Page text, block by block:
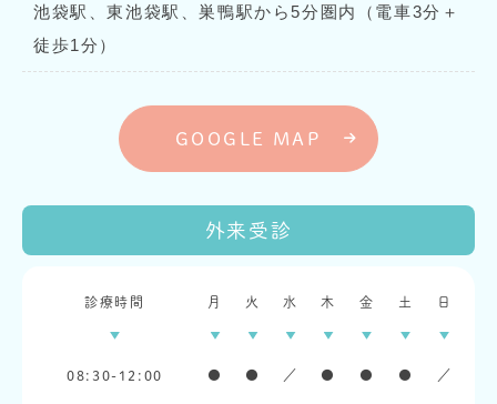
池袋駅、東池袋駅、巣鴨駅から5分圏内（電車3分＋
徒歩1分）
GOOGLE MAP
外来受診
診療時間 月 火 水 木 金 土 日
08:30-12:00 ● ● ／ ● ● ● ／